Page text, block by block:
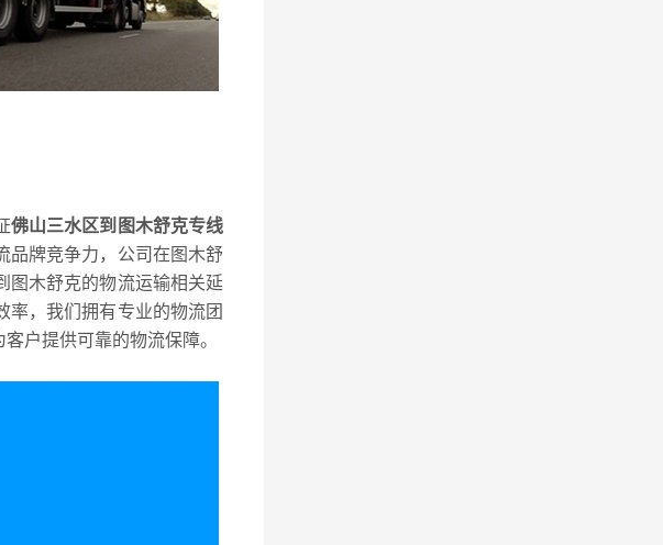
佛山三水区到图木舒克专线
品牌竞争力，公司在图木舒
图木舒克的物流运输相关延
率，我们拥有专业的物流团
户提供可靠的物流保障。